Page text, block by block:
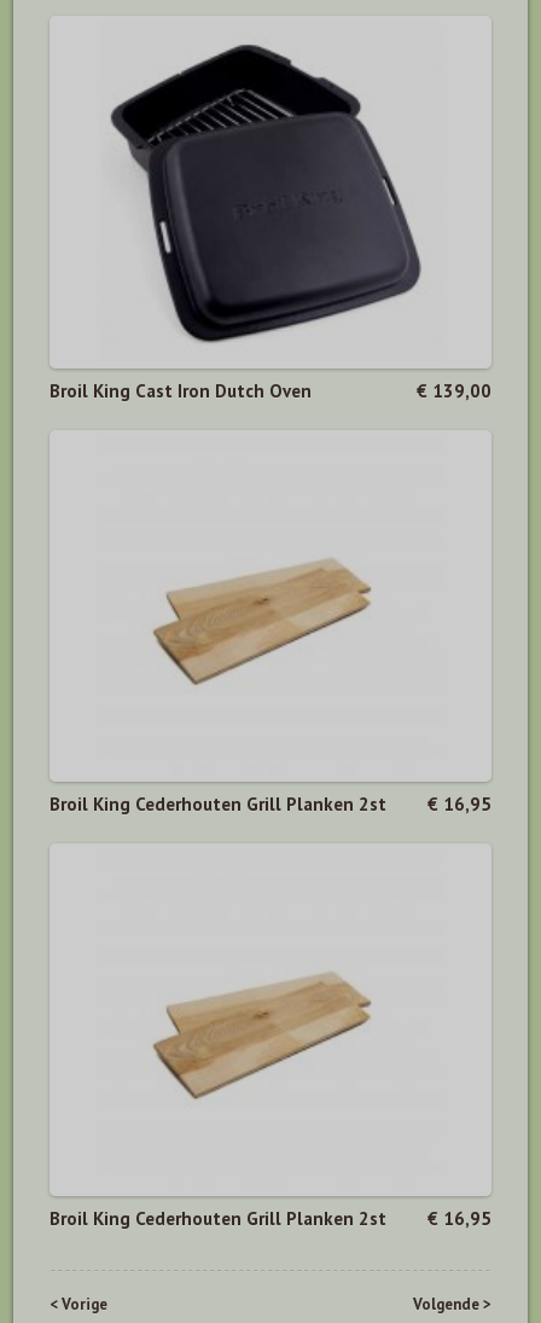
Broil King Cast Iron Dutch Oven € 139,00
Broil King Cederhouten Grill Planken 2st € 16,95
Broil King Cederhouten Grill Planken 2st € 16,95
< Vorige Volgende >